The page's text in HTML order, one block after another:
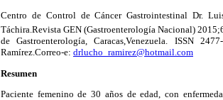
Centro de Control de Cáncer Gastrointestinal Dr.
Táchira.Revista GEN (Gastroenterología Nacional)
de Gastroenterología,Caracas,Venezuela. ISSN
Ramírez.Correo-e: drlucho_ramirez@hotmail.com
Resumen
Paciente femenino de 30 años de edad, con